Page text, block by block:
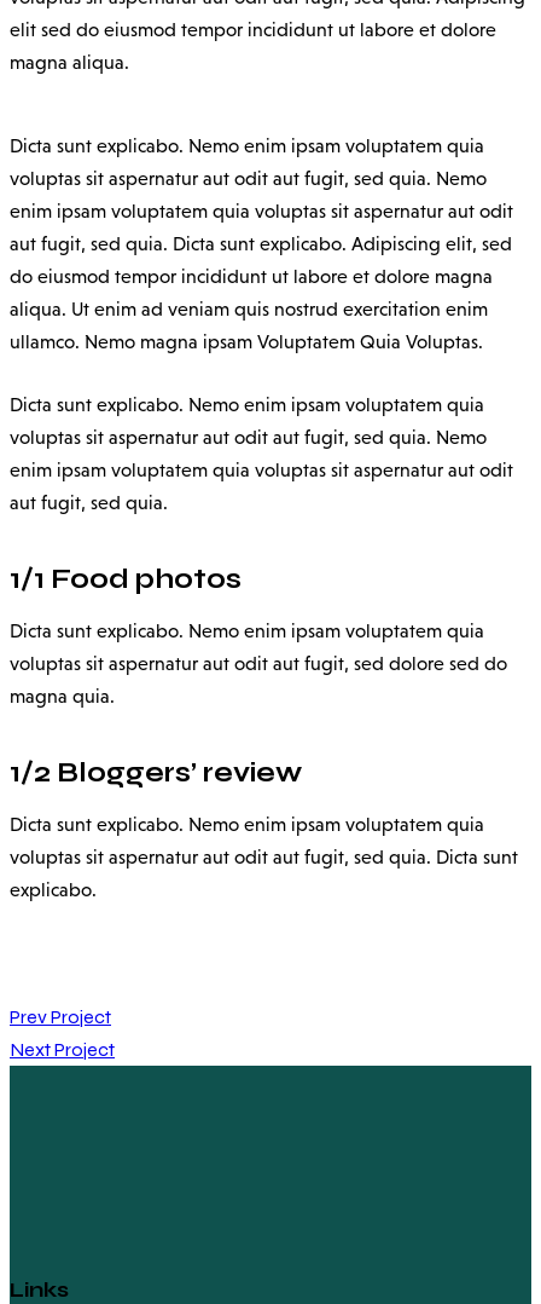
elit sed do eiusmod tempor incididunt ut labore et dolore
magna aliqua.
Dicta sunt explicabo. Nemo enim ipsam voluptatem quia
voluptas sit aspernatur aut odit aut fugit, sed quia. Nemo
enim ipsam voluptatem quia voluptas sit aspernatur aut odit
aut fugit, sed quia. Dicta sunt explicabo. Adipiscing elit, sed
do eiusmod tempor incididunt ut labore et dolore magna
aliqua. Ut enim ad veniam quis nostrud exercitation enim
ullamco. Nemo magna ipsam Voluptatem Quia Voluptas.
Dicta sunt explicabo. Nemo enim ipsam voluptatem quia
voluptas sit aspernatur aut odit aut fugit, sed quia. Nemo
enim ipsam voluptatem quia voluptas sit aspernatur aut odit
aut fugit, sed quia.
1/1 Food photos
Dicta sunt explicabo. Nemo enim ipsam voluptatem quia
voluptas sit aspernatur aut odit aut fugit, sed dolore sed do
magna quia.
1/2 Bloggers’ review
Dicta sunt explicabo. Nemo enim ipsam voluptatem quia
voluptas sit aspernatur aut odit aut fugit, sed quia. Dicta sunt
explicabo.
Post
navigation
Prev Project
Next Project
Links